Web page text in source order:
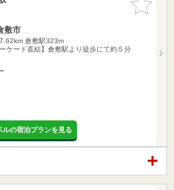
りに追加
敷市
倉敷駅323m
ーケード直結】倉敷駅より徒歩にて約５分
ルの宿泊プランを見る